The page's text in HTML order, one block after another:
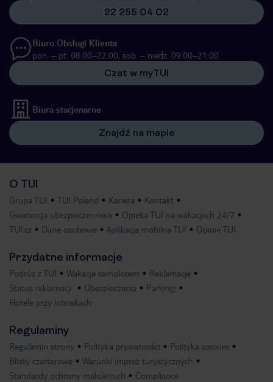
22 255 04 02
Biuro Obsługi Klienta
pon. – pt. 08:00–22:00, sob. – niedz. 09:00–21:00
Czat w myTUI
Biura stacjonarne
Znajdź na mapie
O TUI
Grupa TUI TUI Poland Kariera
Kontakt
Gwarancja ubezpieczeniowa
Opieka TUI na wakacjach 24/7
TUI.cz
Dane osobowe Aplikacja mobilna TUI Opinie TUI
Przydatne informacje
Podróż z TUI Wakacje samolotem
Reklamacje
Status reklamacji
Ubezpieczenia
Parkingi
Hotele przy lotniskach
Regulaminy
Regulamin strony Polityka prywatności
Polityka cookies
Bilety czarterowe
Warunki imprez turystycznych
Standardy ochrony małoletnich
Compliance